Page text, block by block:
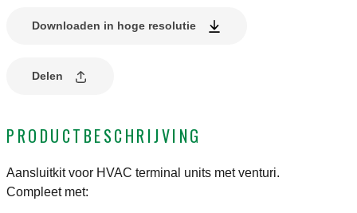
Downloaden in hoge resolutie
Delen
PRODUCTBESCHRIJVING
Aansluitkit voor HVAC terminal units met venturi.
Compleet met: